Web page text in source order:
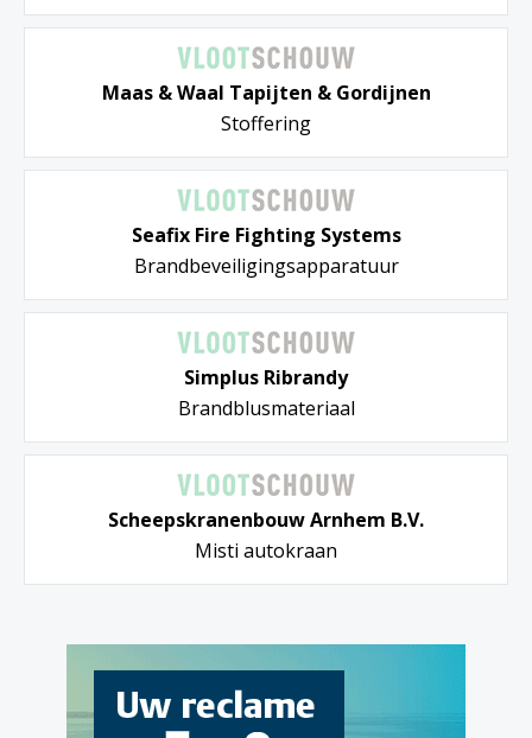
Maas & Waal Tapijten & Gordijnen
Stoffering
Seafix Fire Fighting Systems
Brandbeveiligingsapparatuur
Simplus Ribrandy
Brandblusmateriaal
Scheepskranenbouw Arnhem B.V.
Misti autokraan